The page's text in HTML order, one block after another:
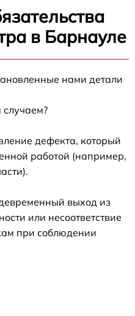
в Барнауле
нами детали
случаем?
дефекта, который
работой (например,
выход из
или несоответствие
при соблюдении